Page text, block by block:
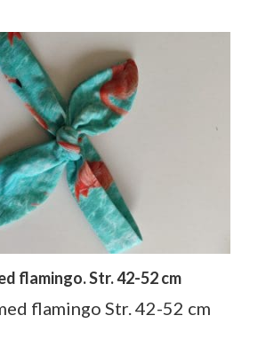
flamingo. Str. 42-52 cm
flamingo Str. 42-52 cm